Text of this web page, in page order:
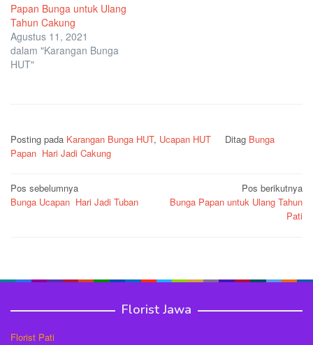
Papan Bunga untuk Ulang
Tahun Cakung
Agustus 11, 2021
dalam "Karangan Bunga
HUT"
Posting pada Karangan Bunga HUT, Ucapan HUT Ditag Bunga
Papan Hari Jadi Cakung
Navigasi
pos
Pos sebelumnya
Bunga Ucapan Hari Jadi Tuban
Pos berikutnya
Bunga Papan untuk Ulang Tahun
Pati
Florist Jawa
Florist Pati